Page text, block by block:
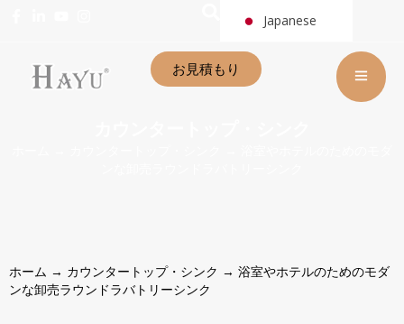
Japanese
お見積もり
ホーム → カウンタートップ・シンク → 浴室やホテルのためのモダ
ンな卸売ラウンドラバトリーシンク